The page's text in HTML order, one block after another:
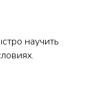
научить